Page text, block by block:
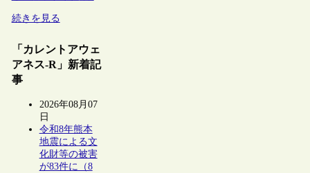
続きを見る
「カレントアウェ
アネス-R」新着記
事
2026年08月07
日
令和8年熊本
地震による文
化財等の被害
が83件に（8